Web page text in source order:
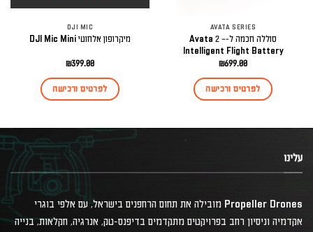
AVATA SERIES
סוללה חכמה ל-Avata 2 –
Intelligent Flight Battery
₪699.00
לפרטים ורכישה
DJI MIC
מיקרופון אלחוטי DJI Mic Mini
₪399.00
לפרטים ורכישה
עלינו
Propeller Drones מובילה את תחום הרחפנים בישראל, עם אלפי בוגרי
אקדמיה וניסיון רחב בפרויקטים מתקדמים בדיפנס-טק, אנרגיה, חקלאות, בנייה